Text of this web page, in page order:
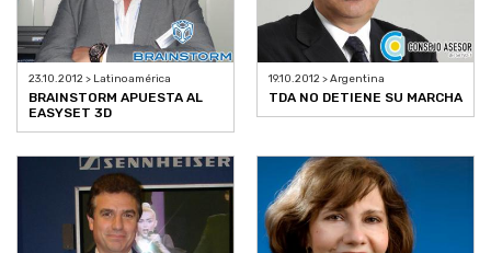
23.10.2012 > Latinoamérica
BRAINSTORM APUESTA AL
EASYSET 3D
19.10.2012 > Argentina
TDA NO DETIENE SU MARCHA